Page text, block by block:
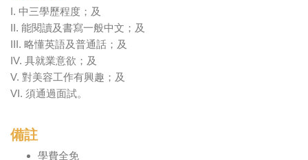
I. 中三學歷程度；及
II. 能閱讀及書寫一般中文；及
III. 略懂英語及普通話；及
IV. 具就業意欲；及
V. 對美容工作有興趣；及
VI. 須通過面試。
備註
學費全免